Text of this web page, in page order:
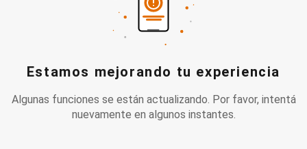
Estamos mejorando tu experiencia
Algunas funciones se están actualizando. Por favor, intentá
nuevamente en algunos instantes.